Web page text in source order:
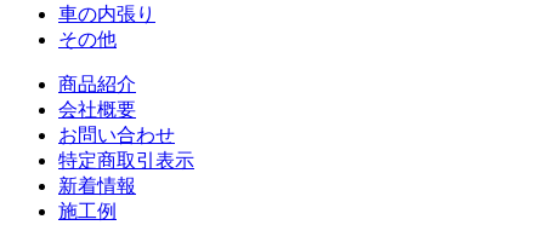
車の内張り
その他
商品紹介
会社概要
お問い合わせ
特定商取引表示
新着情報
施工例